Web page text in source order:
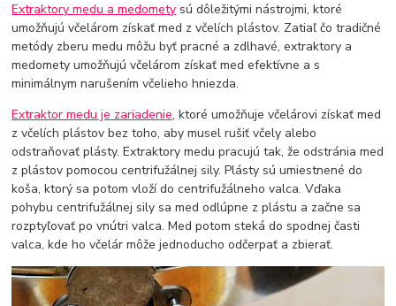
Extraktory medu a medomety sú dôležitými nástrojmi, ktoré
umožňujú včelárom získať med z včelích plástov. Zatiaľ čo tradičné
metódy zberu medu môžu byť pracné a zdlhavé, extraktory a
medomety umožňujú včelárom získať med efektívne a s
minimálnym narušením včelieho hniezda.
Extraktor medu je zariadenie, ktoré umožňuje včelárovi získať med
z včelích plástov bez toho, aby musel rušiť včely alebo
odstraňovať plásty. Extraktory medu pracujú tak, že odstránia med
z plástov pomocou centrifužálnej sily. Plásty sú umiestnené do
koša, ktorý sa potom vloží do centrifužálneho valca. Vďaka
pohybu centrifužálnej sily sa med odlúpne z plástu a začne sa
rozptyľovať po vnútri valca. Med potom steká do spodnej časti
valca, kde ho včelár môže jednoducho odčerpať a zbierať.